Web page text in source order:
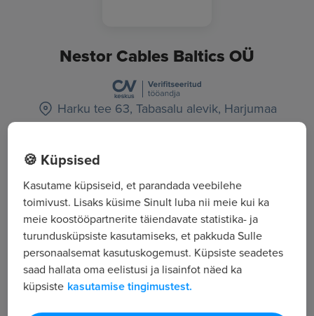
Nestor Cables Baltics OÜ
Harku tee 63, Tabasalu alevik, Harjumaa
Kõik tööpakkumised
Tööpakkuja tutvustus
13
Töötajate arv
8 020
🍪 Küpsised
Kasutame küpsiseid, et parandada veebilehe
toimivust. Lisaks küsime Sinult luba nii meie kui ka
meie koostööpartnerite täiendavate statistika- ja
turundusküpsiste kasutamiseks, et pakkuda Sulle
personaalsemat kasutuskogemust. Küpsiste seadetes
saad hallata oma eelistusi ja lisainfot näed ka
küpsiste kasutamise tingimustest.